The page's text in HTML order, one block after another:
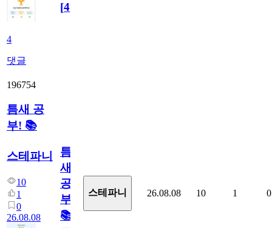
4
댓글
[4]
196754
틈새 공
부! 📚
스테파니
10
1
0
26.08.08
틈
새
공
부!
📚
스테파니 26.08.08 10 1 0